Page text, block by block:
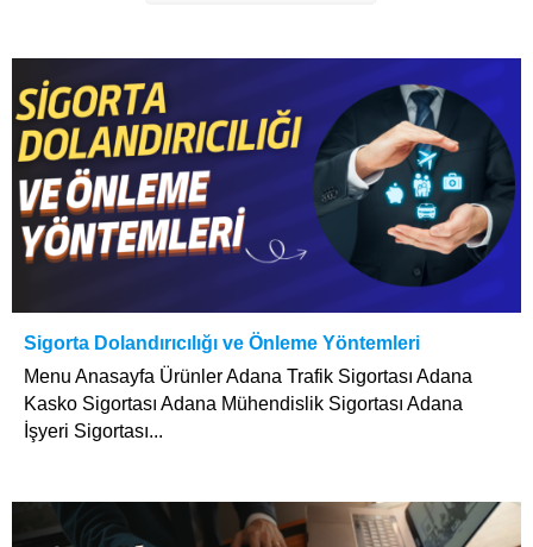
Sigorta Dolandırıcılığı ve Önleme Yöntemleri
Menu Anasayfa Ürünler Adana Trafik Sigortası Adana
Kasko Sigortası Adana Mühendislik Sigortası Adana
İşyeri Sigortası...